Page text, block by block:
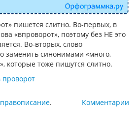
пишется слитно. Во-первых, в
«впроворот», поэтому без НЕ это
Во-вторых, слово
заменить синонимами «много,
которые тоже пишутся слитно.
Комментарии
правописание.